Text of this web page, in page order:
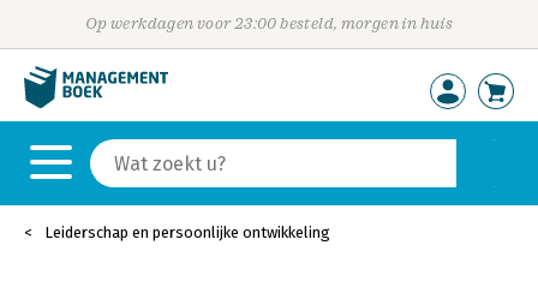
Op werkdagen voor 23:00 besteld, morgen in huis
Leiderschap en persoonlijke ontwikkeling